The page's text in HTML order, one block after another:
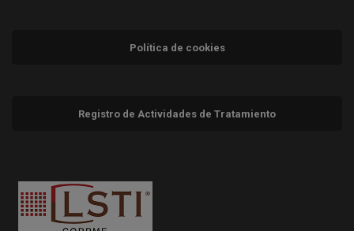
Política de cookies
Registro de Actividades de Tratamiento